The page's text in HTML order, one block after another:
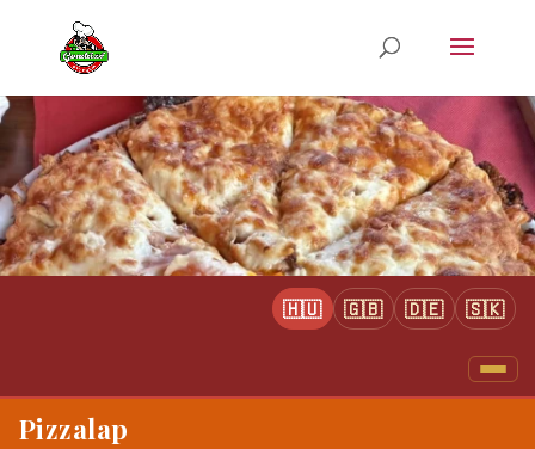
🇭🇺 🇬🇧 🇩🇪 🇸🇰
Pizzalap